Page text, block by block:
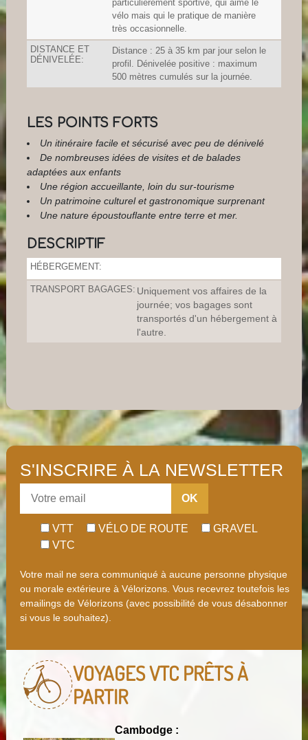
particulièrement sportive, qui aime le
vélo mais qui le pratique de manière
très occasionnelle.
DISTANCE ET
DÉNIVELÉE:
Distance : 25 à 35 km par jour selon le
profil. Dénivelée positive : maximum
500 mètres cumulés sur la journée.
LES POINTS FORTS
Un itinéraire facile et sécurisé avec peu de dénivelé
De nombreuses idées de visites et de balades
adaptées aux enfants
Une région accueillante, loin du sur-tourisme
Un patrimoine culturel et gastronomique surprenant
Une nature époustouflante entre terre et mer.
DESCRIPTIF
HÉBERGEMENT:
TRANSPORT BAGAGES: Uniquement vos affaires de la
journée; vos bagages sont
transportés d'un hébergement à
l'autre.
S'INSCRIRE À LA NEWSLETTER
OK
VTT VÉLO DE ROUTE
GRAVEL
VTC
Votre mail ne sera communiqué à aucune personne physique
ou morale extérieure à Vélorizons. Vous recevrez toutefois les
emailings de Vélorizons (avec possibilité de vous désabonner
si vous le souhaitez).
VOYAGES VTC PRÊTS À
PARTIR
Cambodge :